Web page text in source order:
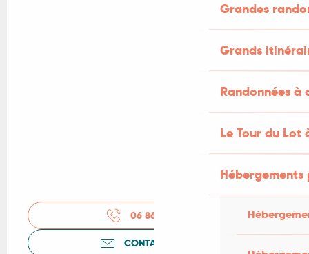
Grandes
Grands
Randonnées
Le Tour du Lot
06 86 06 85
CONTACTEZ-NOUS